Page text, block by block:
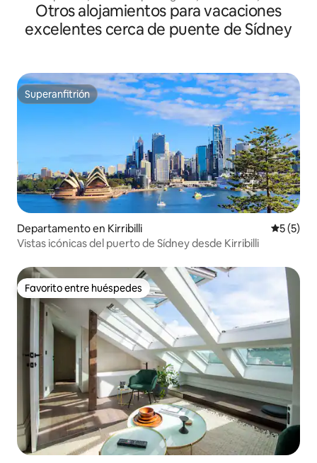
elegante
Otros alojamientos para vacaciones
excelentes cerca de puente de Sídney
Superanfitrión
Superanfitrión
Departamento en Kirribilli
5 (5)
Vistas icónicas del puerto de Sídney desde Kirribilli
Favorito entre huéspedes
Favorito entre huéspedes